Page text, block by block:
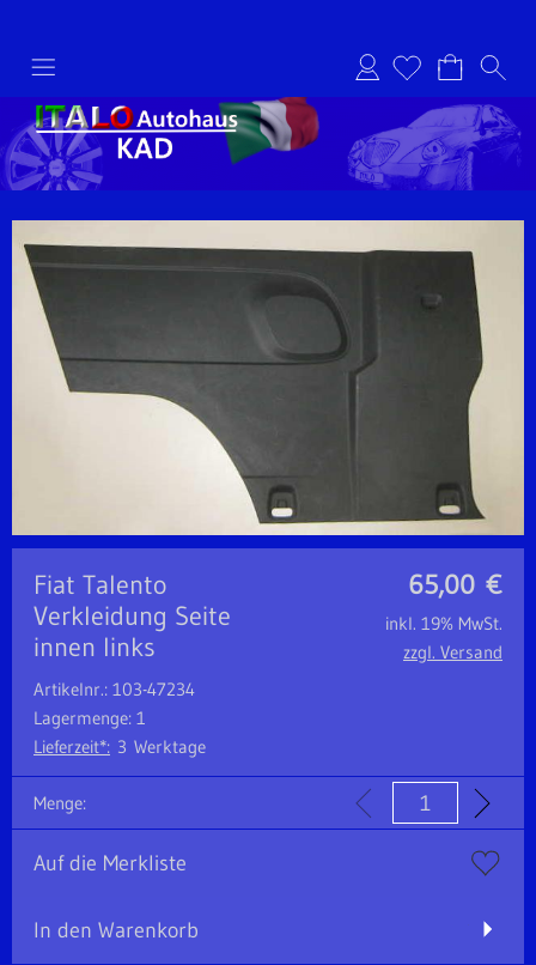
Anmelden
65,00 €
Fiat Talento
Verkleidung Seite
innen links
Artikelnr.: 103-47234
Lagermenge: 1
Lieferzeit*: 3 Werktage
inkl. 19% MwSt.
zzgl. Versand
Menge:
Auf die Merkliste
In den Warenkorb